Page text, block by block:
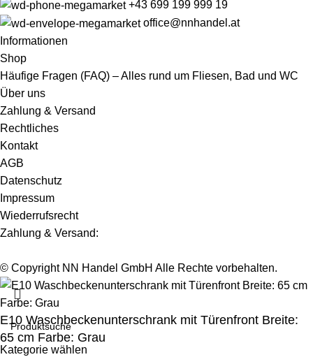
+43 699 199 999 19
office@nnhandel.at
Informationen
Shop
Häufige Fragen (FAQ) – Alles rund um Fliesen, Bad und WC
Über uns
Zahlung & Versand
Rechtliches
Kontakt
AGB
Datenschutz
Impressum
Wiederrufsrecht
Zahlung & Versand:
© Copyright NN Handel GmbH Alle Rechte vorbehalten.
Kategorie wählen
E10 Waschbeckenunterschrank mit Türenfront Breite:
65 cm Farbe: Grau